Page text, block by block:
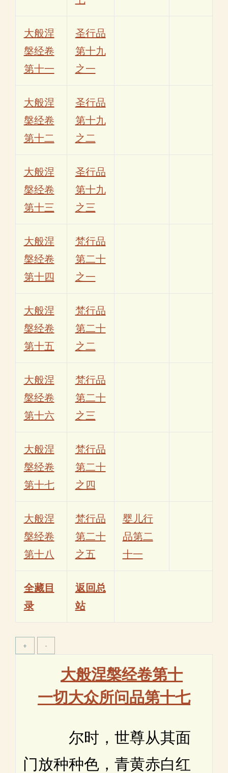
大般涅
槃经卷
第十一
圣行品
第十九
之一
大般涅
槃经卷
第十二
圣行品
第十九
之二
大般涅
槃经卷
第十三
圣行品
第十九
之三
大般涅
槃经卷
第十四
梵行品
第二十
之一
大般涅
槃经卷
第十五
梵行品
第二十
之二
大般涅
槃经卷
第十六
梵行品
第二十
之三
大般涅
槃经卷
第十七
梵行品
第二十
之四
大般涅
槃经卷
第十八
梵行品
第二十
之五
婴儿行
品第二
十一
全藏目
录
返回总
站
大般涅槃经卷第十
一切大众所问品第十七
尔时，世尊从其面
门放种种色，青黄赤白红